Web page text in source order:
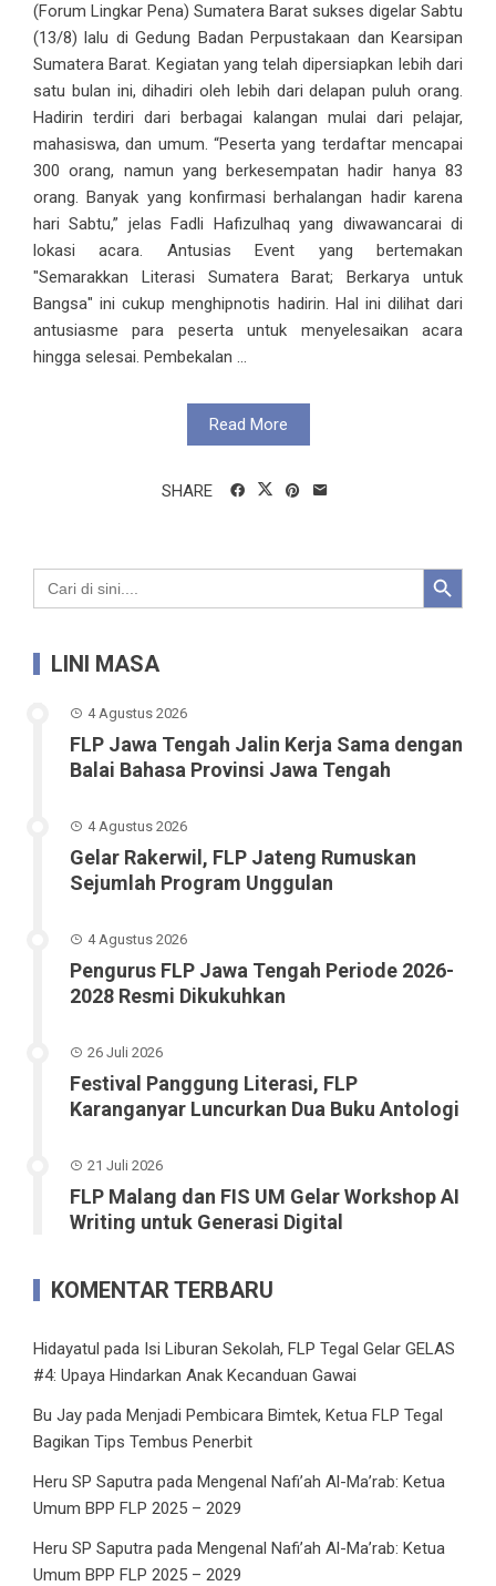
(Forum Lingkar Pena) Sumatera Barat sukses digelar Sabtu
(13/8) lalu di Gedung Badan Perpustakaan dan Kearsipan
Sumatera Barat. Kegiatan yang telah dipersiapkan lebih dari
satu bulan ini, dihadiri oleh lebih dari delapan puluh orang.
Hadirin terdiri dari berbagai kalangan mulai dari pelajar,
mahasiswa, dan umum. “Peserta yang terdaftar mencapai
300 orang, namun yang berkesempatan hadir hanya 83
orang. Banyak yang konfirmasi berhalangan hadir karena
hari Sabtu,” jelas Fadli Hafizulhaq yang diwawancarai di
lokasi acara. Antusias Event yang bertemakan
"Semarakkan Literasi Sumatera Barat; Berkarya untuk
Bangsa" ini cukup menghipnotis hadirin. Hal ini dilihat dari
antusiasme para peserta untuk menyelesaikan acara
hingga selesai. Pembekalan ...
Read More
SHARE
Search
for:
Search Button
LINI MASA
4 Agustus 2026
FLP Jawa Tengah Jalin Kerja Sama dengan
Balai Bahasa Provinsi Jawa Tengah
4 Agustus 2026
Gelar Rakerwil, FLP Jateng Rumuskan
Sejumlah Program Unggulan
4 Agustus 2026
Pengurus FLP Jawa Tengah Periode 2026-
2028 Resmi Dikukuhkan
26 Juli 2026
Festival Panggung Literasi, FLP
Karanganyar Luncurkan Dua Buku Antologi
21 Juli 2026
FLP Malang dan FIS UM Gelar Workshop AI
Writing untuk Generasi Digital
KOMENTAR TERBARU
Hidayatul pada Isi Liburan Sekolah, FLP Tegal Gelar GELAS
#4: Upaya Hindarkan Anak Kecanduan Gawai
Bu Jay pada Menjadi Pembicara Bimtek, Ketua FLP Tegal
Bagikan Tips Tembus Penerbit
Heru SP Saputra pada Mengenal Nafi’ah Al-Ma’rab: Ketua
Umum BPP FLP 2025 – 2029
Heru SP Saputra pada Mengenal Nafi’ah Al-Ma’rab: Ketua
Umum BPP FLP 2025 – 2029